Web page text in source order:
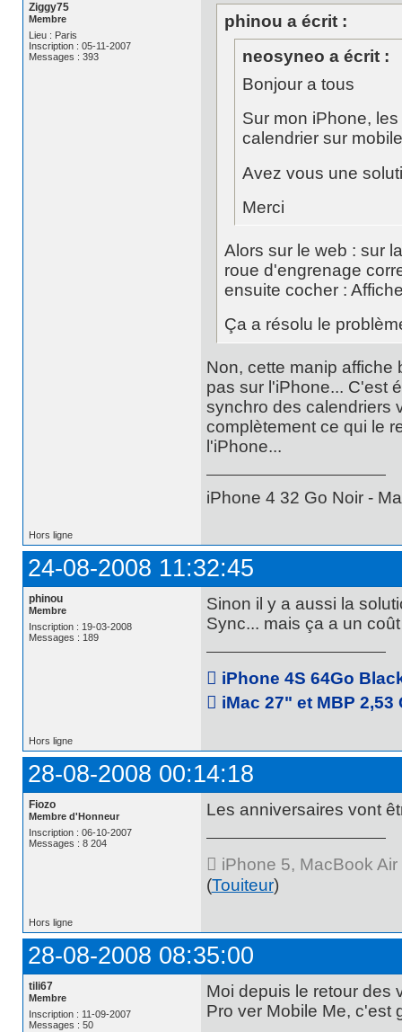
Ziggy75
Membre
Lieu : Paris
Inscription : 05-11-2007
Messages : 393
phinou a écrit :
neosyneo a écrit :
Bonjour a tous
Sur mon iPhone,
calendrier sur
Avez vous une
Merci
Alors sur le web : sur
roue d'engrenage
ensuite cocher :
Ça a résolu le
Non, cette manip affiche
pas sur l'iPhone... C'est
synchro des calendriers
complètement ce qui le
l'iPhone...
iPhone 4 32 Go Noir -
Hors ligne
24-08-2008 11:32:45
phinou
Membre
Inscription : 19-03-2008
Messages : 189
Sinon il y a aussi la
Sync... mais ça a un
 iPhone 4S 64Go
 iMac 27" et MBP 2,53
Hors ligne
28-08-2008 00:14:18
Fiozo
Membre d'Honneur
Inscription : 06-10-2007
Messages : 8 204
Les anniversaires vont
 iPhone 5, MacBook
(Touiteur)
Hors ligne
28-08-2008 08:35:00
tili67
Membre
Inscription : 11-09-2007
Messages : 50
Moi depuis le retour des
Pro ver Mobile Me, c'est